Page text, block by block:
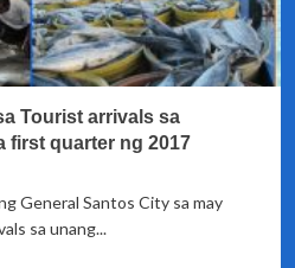
Tourist arrivals sa
first quarter ng 2017
General Santos City sa may
sa unang...